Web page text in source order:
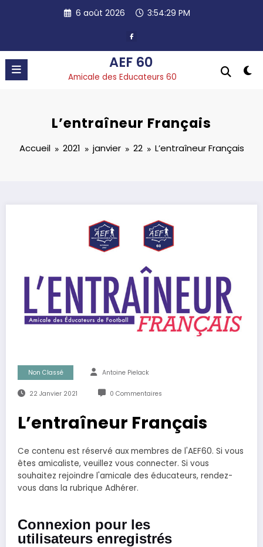
6 août 2026 3:54:30 PM
AEF 60
Amicale des Educateurs 60
L’entraîneur Français
Accueil 2021 janvier 22 L’entraîneur Français
Non Classé Antoine Pielack
22 Janvier 2021 0 Commentaires
L’entraîneur Français
Ce contenu est réservé aux membres de l'AEF60. Si vous
êtes amicaliste, veuillez vous connecter. Si vous
souhaitez rejoindre l'amicale des éducateurs, rendez-
vous dans la rubrique Adhérer.
Connexion pour les
utilisateurs enregistrés